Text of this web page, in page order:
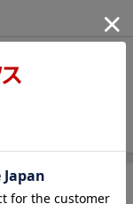
」盤）